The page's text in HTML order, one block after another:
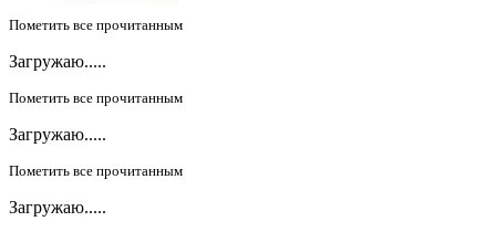
Пометить все прочитанным
Загружаю.....
Пометить все прочитанным
Загружаю.....
Пометить все прочитанным
Загружаю.....